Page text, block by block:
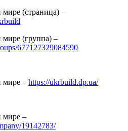
мире (страница) –
мире (группа) –
677127329084590
мире – https://ukrbuild.dp.ua/
мире –
19142783/